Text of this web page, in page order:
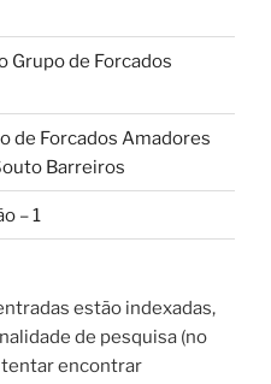
Grupo de Forcados
de Forcados Amadores
Barreiros
– 1
estão indexadas,
de pesquisa (no
encontrar